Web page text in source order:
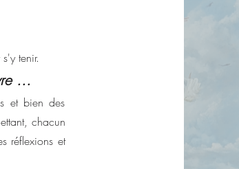
tenir.
...
et bien des
chacun
réflexions et